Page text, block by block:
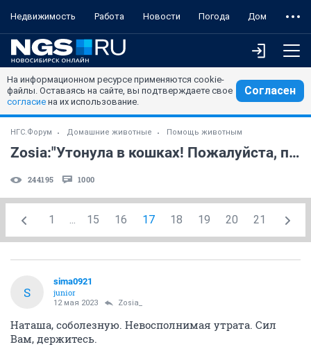
Недвижимость Работа Новости Погода Дом
На информационном ресурсе применяются cookie-
файлы. Оставаясь на сайте, вы подтверждаете свое
согласие на их использование.
Согласен
НГС.Форум Домашние животные Помощь животным
Zosia:"Утонула в кошках! Пожалуйста, помогите!!!" (часть 3)
244195 1000
1 ... 15 16 17 18 19 20 21
S
sima0921
junior
12 мая 2023 Zosia_
Наташа, соболезную. Невосполнимая утрата. Сил
Вам, держитесь.